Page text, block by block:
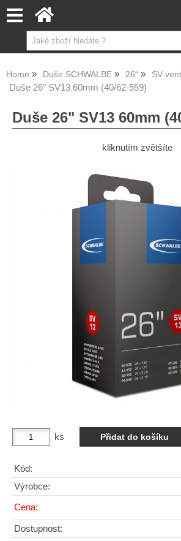
Home Duše SCHWALBE 26“ SV
Duše 26" SV13 60mm (40/62-559)
Duše 26" SV13 60mm
kliknutím zvětšíte
ks
Kód:
Výrobce:
Cena:
Dostupnost: